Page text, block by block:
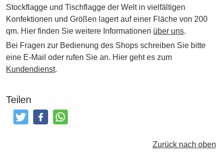
Stockflagge und Tischflagge der Welt in vielfältigen
Konfektionen und Größen lagert auf einer Fläche von 200
qm. Hier finden Sie weitere Informationen über uns.
Bei Fragen zur Bedienung des Shops schreiben Sie bitte
eine E-Mail oder rufen Sie an. Hier geht es zum
Kundendienst.
Teilen
TweetenPostenTeilen
Zurück nach oben